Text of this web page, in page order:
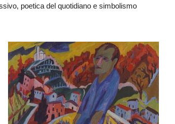
poetica del quotidiano e simbolismo